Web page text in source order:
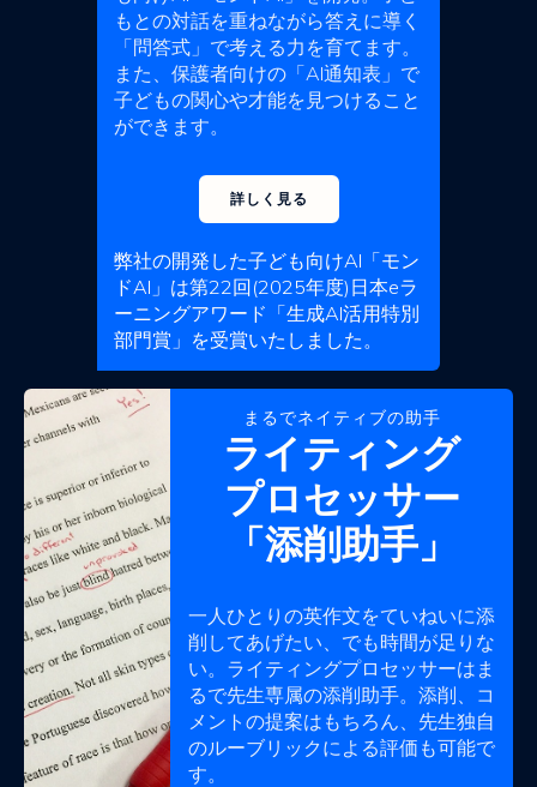
もとの対話を重ねながら答えに導く
「問答式」で考える力を育てます。
また、保護者向けの「AI通知表」で
子どもの関心や才能を見つけること
ができます。
詳しく見る
弊社の開発した子ども向けAI「モン
ドAI」は第22回(2025年度)日本eラ
ーニングアワード「生成AI活用特別
部門賞」を受賞いたしました。
まるでネイティブの助手
ライティング
プロセッサー
「添削助手」
一人ひとりの英作文をていねいに添
削してあげたい、でも時間が足りな
い。ライティングプロセッサーはま
るで先生専属の添削助手。添削、コ
メントの提案はもちろん、先生独自
のルーブリックによる評価も可能で
す。